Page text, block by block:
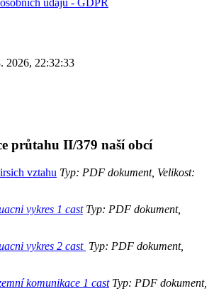
údajů - GDPR
2026, 22:32:33
průtahu II/379 naší obcí
vztahu Typ: PDF dokument, Velikost:
vykres 1 castTyp: PDF dokument,
vykres 2 cast Typ: PDF dokument,
komunikace 1 castTyp: PDF dokument,